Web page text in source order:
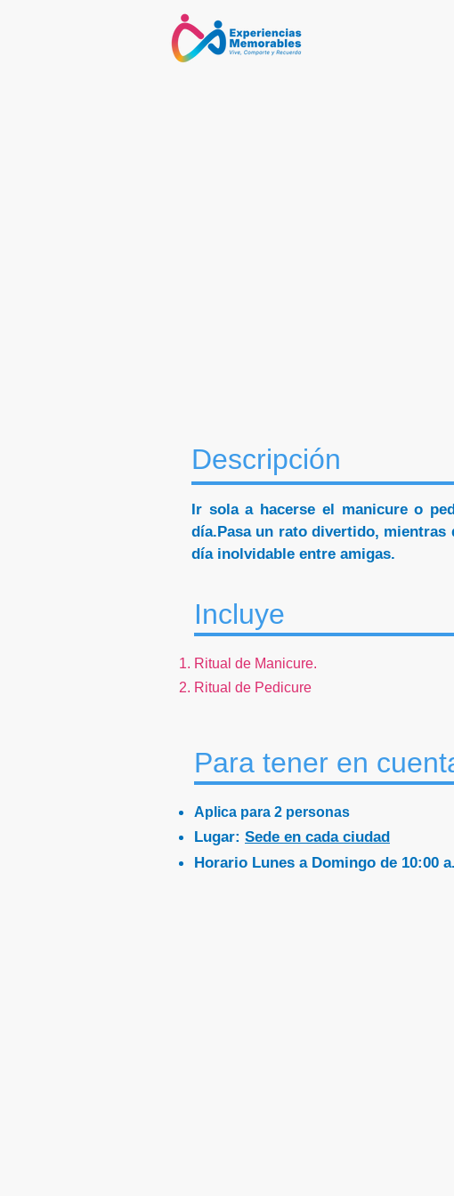
Descripción
Ir sola a hacerse el manicure o
día.Pasa un rato divertido, mientras
día inolvidable entre amigas.
Incluye
Ritual de Manicure.
Ritual de Pedicure
Para tener en
Aplica para 2 personas
Lugar: Sede en cada ciudad
Horario Lunes a Domingo de 10:00